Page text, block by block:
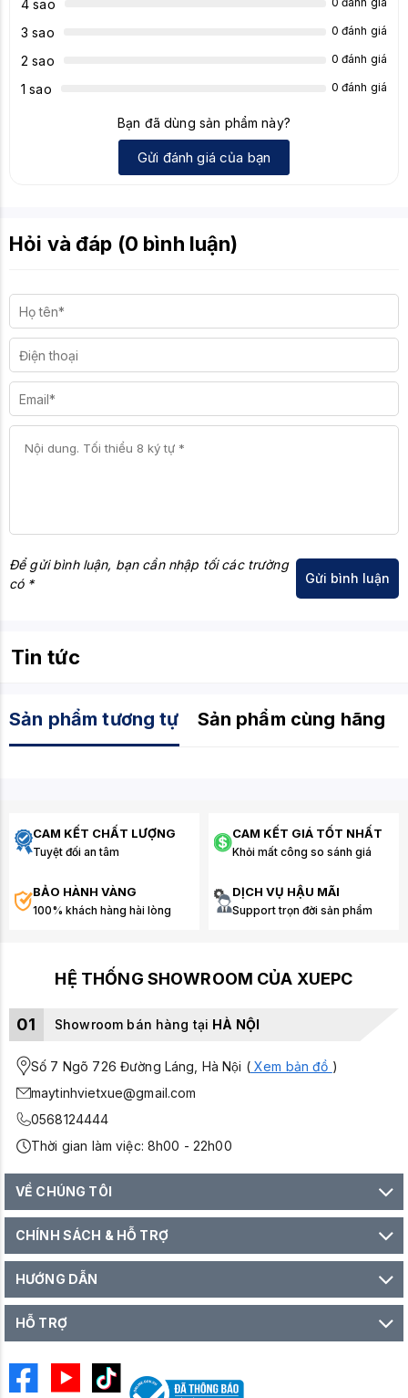
4 sao
3 sao 0 đánh giá
2 sao 0 đánh giá
1 sao 0 đánh giá
Bạn đã dùng sản phẩm này?
Gửi đánh giá của bạn
Hỏi và đáp (0 bình luận)
Để gửi bình luận, bạn cần nhập tối các trường
có *
Tin tức
Sản phẩm tương tự Sản phẩm cùng hãng
CAM KẾT CHẤT LƯỢNG
Tuyệt đối an tâm
CAM KẾT GIÁ TỐT NHẤT
Khỏi mất công so sánh giá
BẢO HÀNH VÀNG
100% khách hàng hài lòng
DỊCH VỤ HẬU MÃI
Support trọn đời sản phẩm
HỆ THỐNG SHOWROOM CỦA XUEPC
01 Showroom bán hàng tại HÀ NỘI
Số 7 Ngõ 726 Đường Láng, Hà Nội (Xem bản đồ )
maytinhvietxue@gmail.com
0568124444
Thời gian làm việc: 8h00 - 22h00
VỀ CHÚNG TÔI
CHÍNH SÁCH & HỖ TRỢ
HƯỚNG DẪN
HỖ TRỢ